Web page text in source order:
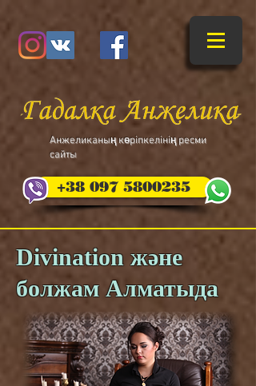
+38 097 5800235
​Анжеликаның көріпкелінің ресми
сайты
Divination және
болжам Алматыда